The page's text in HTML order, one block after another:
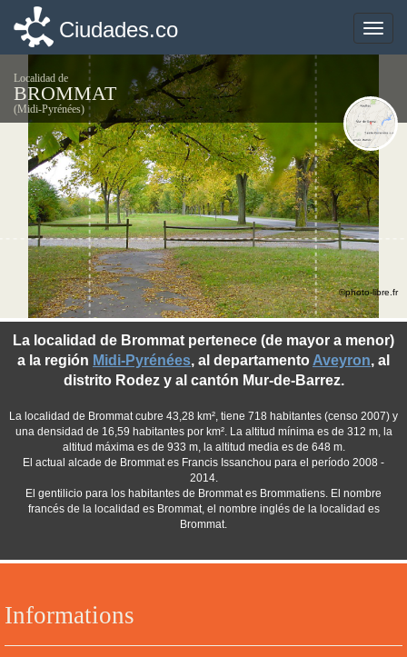
Toggle
Ciudades.co
Localidad de
BROMMAT
(Midi-Pyrénées)
Informations
La localidad de Brommat pertenece (de mayor a menor)
a la región Midi-Pyrénées, al departamento Aveyron, al
distrito Rodez y al cantón Mur-de-Barrez.
La localidad de Brommat cubre 43,28 km², tiene 718 habitantes (censo 2007) y
una densidad de 16,59 habitantes por km². La altitud mínima es de 312 m, la
altitud máxima es de 933 m, la altitud media es de 648 m.
El actual alcade de Brommat es Francis Issanchou para el período 2008 -
2014.
El gentilicio para los habitantes de Brommat es Brommatiens. El nombre
francés de la localidad es Brommat, el nombre inglés de la localidad es
Brommat.
©photo-libre.fr
Toggle
Ciudades.co